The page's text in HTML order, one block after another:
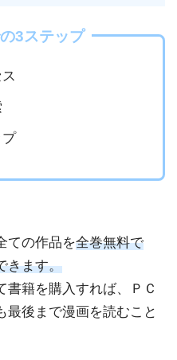
3ステップ
プ
ての作品を全巻無料で
きます。
書籍を購入すれば、ＰＣ
最後まで漫画を読むこと